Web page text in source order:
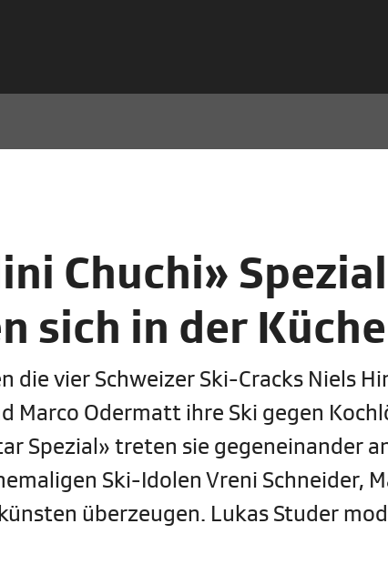
Chuchi»
sich in der Küche
die vier Schweizer Ski-Cracks Niels
Marco Odermatt ihre Ski gegen
Spezial» treten sie gegeneinander
Ski-Idolen Vreni Schneider,
überzeugen. Lukas Studer